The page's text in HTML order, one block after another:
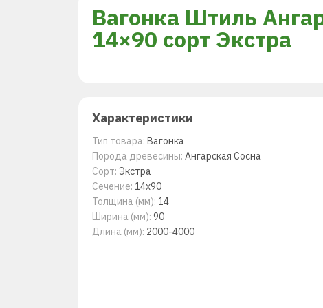
Вагонка Штиль
14×90 сорт Экстра
Характеристики
Тип товара: Вагонка
Порода древесины: Ангарская Сосна
Сорт: Экстра
Сечение: 14x90
Толщина (мм): 14
Ширина (мм): 90
Длина (мм): 2000-4000